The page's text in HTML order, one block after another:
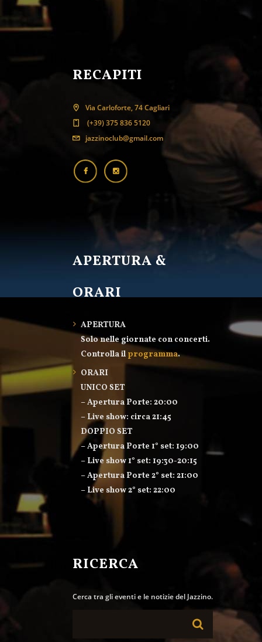
RECAPITI
Via Carloforte, 74 Cagliari
(+39) 375 836 5120
jazzinoclub@gmail.com
APERTURA &
ORARI
APERTURA
Solo nelle giornate con concerti.
Controlla il programma.
ORARI
UNICO SET
– Apertura Porte: 20:00
– Live show: circa 21:45
DOPPIO SET
– Apertura Porte 1° set: 19:00
– Live show 1° set: 19:30-20:15
– Apertura Porte 2° set: 21:00
– Live show 2° set: 22:00
RICERCA
Cerca tra gli eventi e le notizie del Jazzino.